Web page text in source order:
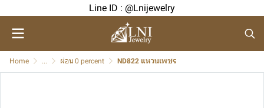
Line ID : @Lnijewelry
Home ... ผ่อน 0 percent ND822 แหวนเพชร